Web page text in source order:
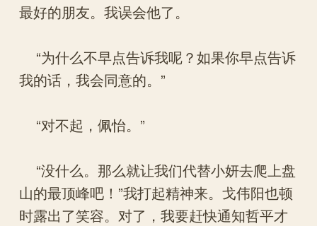
最好的朋友。我误会他了。
“为什么不早点告诉我呢？如果你早点告诉
我的话，我会同意的。”
“对不起，佩怡。”
“没什么。那么就让我们代替小妍去爬上盘
山的最顶峰吧！”我打起精神来。戈伟阳也顿
时露出了笑容。对了，我要赶快通知哲平才